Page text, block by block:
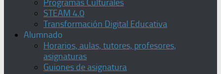
Programas Culturales
STEAM 4.0
Transformación Digital Educativa
Alumnado
Horarios, aulas, tutores, profesores,
asignaturas
Guiones de asignatura